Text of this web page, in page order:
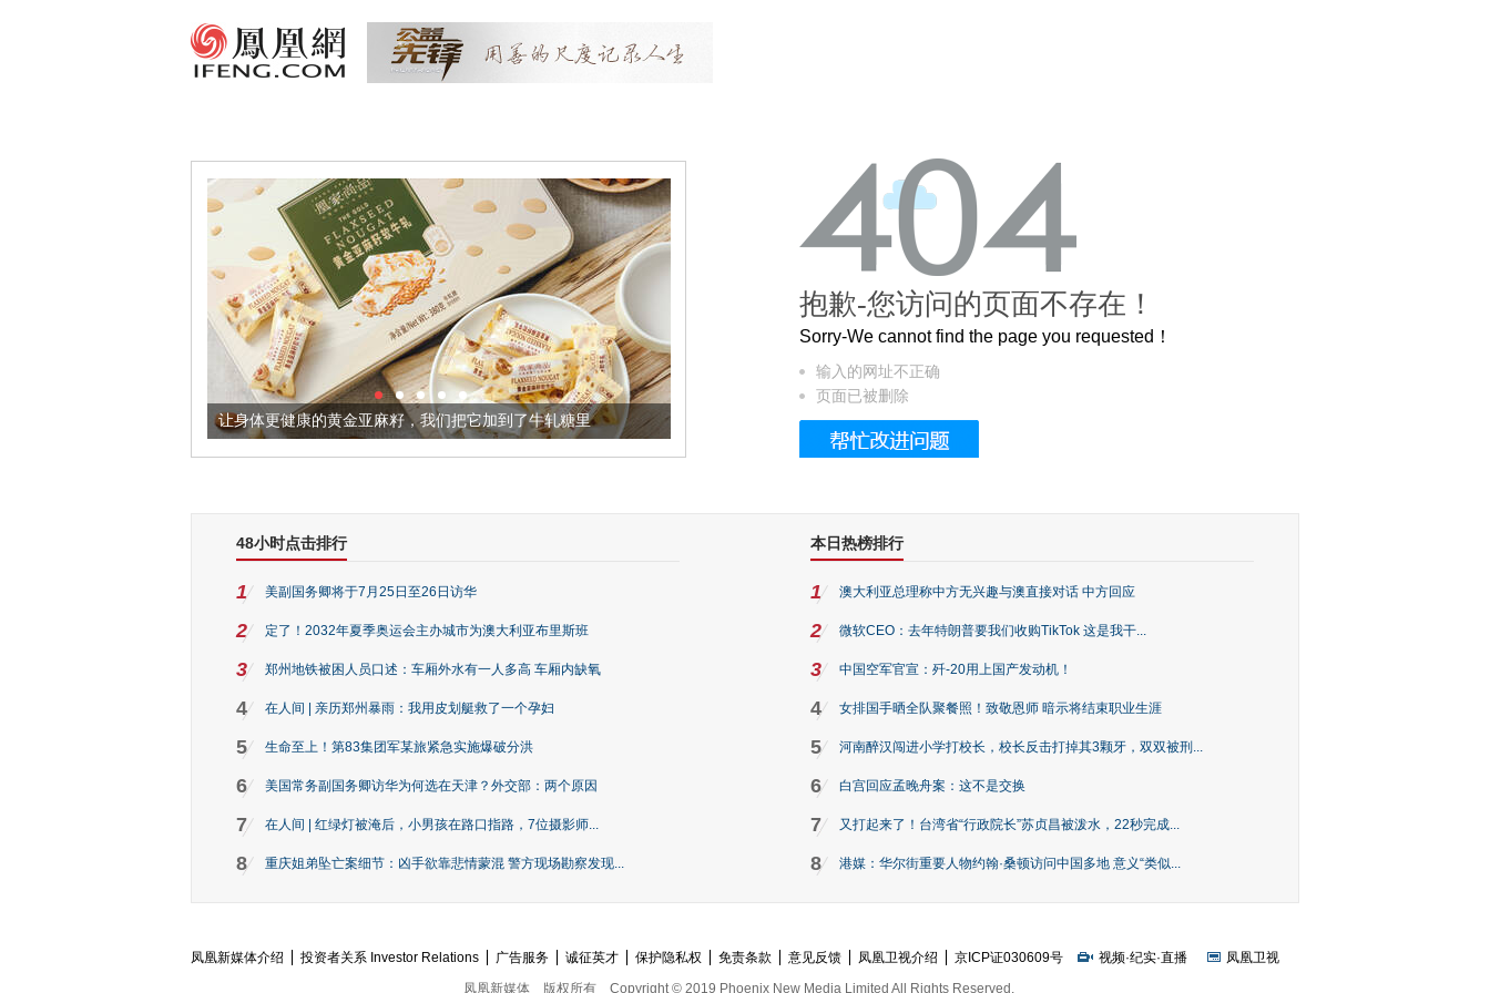
让身体更健康的黄金亚麻籽，我们把它加到了牛轧糖里 被列入佛家七宝的它到底有多美？
抱歉-您访问的页面不存在！
Sorry-We cannot find the page you requested！
输入的网址不正确
页面已被删除
48小时点击排行
1 美副国务卿将于7月25日至26日访华
2 定了！2032年夏季奥运会主办城市为澳大利亚布里斯班
3 郑州地铁被困人员口述：车厢外水有一人多高 车厢内缺氧
4 在人间 | 亲历郑州暴雨：我用皮划艇救了一个孕妇
5 生命至上！第83集团军某旅紧急实施爆破分洪
6 美国常务副国务卿访华为何选在天津？外交部：两个原因
7 在人间 | 红绿灯被淹后，小男孩在路口指路，7位摄影师...
8 重庆姐弟坠亡案细节：凶手欲靠悲情蒙混 警方现场勘察发现...
本日热榜排行
1 澳大利亚总理称中方无兴趣与澳直接对话 中方回应
2 微软CEO：去年特朗普要我们收购TikTok 这是我干...
3 中国空军官宣：歼-20用上国产发动机！
4 女排国手晒全队聚餐照！致敬恩师 暗示将结束职业生涯
5 河南醉汉闯进小学打校长，校长反击打掉其3颗牙，双双被刑...
6 白宫回应孟晚舟案：这不是交换
7 又打起来了！台湾省“行政院长”苏贞昌被泼水，22秒完成...
8 港媒：华尔街重要人物约翰·桑顿访问中国多地 意义“类似...
凤凰新媒体介绍 投资者关系 Investor Relations 广告服务 诚征英才 保护隐私权 免责条款 意见反馈 凤凰卫视介绍 京ICP证030609号 视频·纪实·直播
凤凰卫视
凤凰新媒体
版权所有 Copyright © 2019 Phoenix New Media Limited All Rights Reserved.